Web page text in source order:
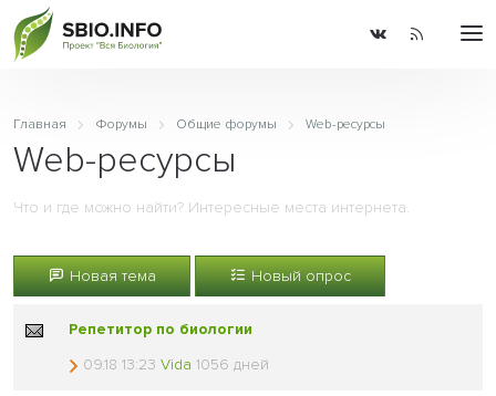
Главная Форумы Общие форумы Web-ресурсы
Web-ресурсы
Что и где можно найти? Интересные места интернета.
Новая тема Новый опрос
Репетитор по биологии
09.18 13:23 Vida 1056 дней